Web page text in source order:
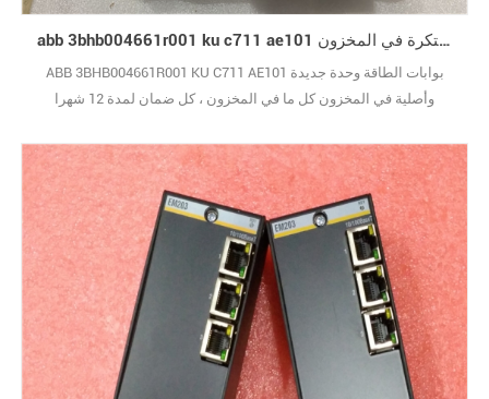
abb 3bhb004661r001 ku c711 ae101 بوابة وحدة امدادات الطاقة جديدة ومبتكرة في المخزون
ABB 3BHB004661R001 KU C711 AE101 بوابات الطاقة وحدة جديدة
وأصلية في المخزون كل ما في المخزون ، كل ضمان لمدة 12 شهرا